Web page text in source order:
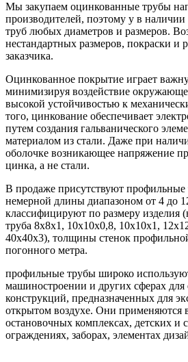
Мы закупаем оцинкованные трубы
производителей, поэтому у в
труб любых диаметров и размеров.
нестандартных размеров, покраски и
заказчика.
Оцинкованное покрытие играет
минимизируя воздействие
высокой устойчивостью к
того, цинкование обеспечивает
путем создания гальванического
материалом из стали. Даже при
оболочке возникающее напряжение
цинка, а не стали.
В продаже присутствуют
немерной длины диапазоном от 4 до
классифицируют по размеру изделия
труба 8x8x1, 10х10х0,8, 10x10x1,
40x40x3), толщины стенок
погонного метра.
профильные трубы широко
машиностроении и других сферах для
конструкций, предназначенных для
открытом воздухе. Они применяются
остановочных комплексах, детских и
ограждениях, заборах, элементах